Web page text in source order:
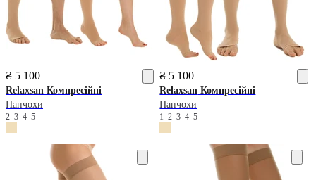
₴ 5 100
Relaxsan Компресійні
Панчохи
2 3 4 5
₴ 5 100
Relaxsan Компресійні
Панчохи
12345